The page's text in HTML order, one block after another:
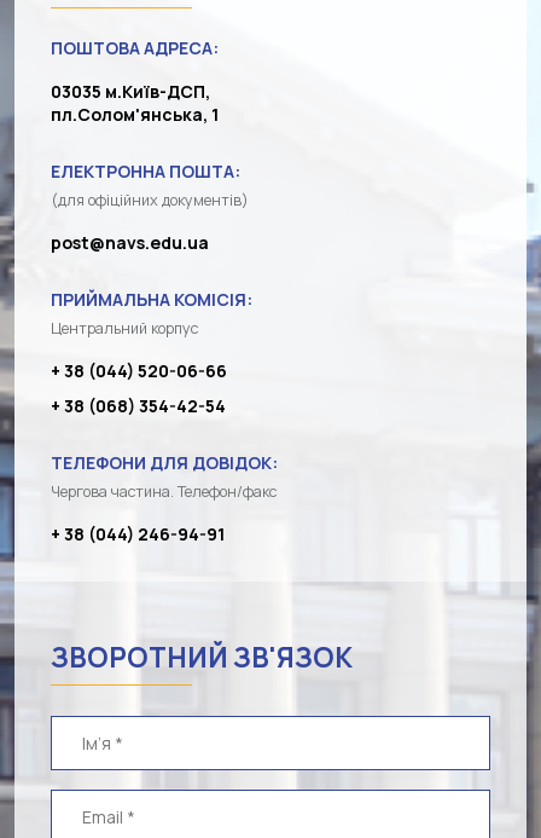
ПОШТОВА АДРЕСА:
03035 м.Київ-ДСП,
пл.Солом'янська, 1
ЕЛЕКТРОННА ПОШТА:
(для офіційних документів)
post@navs.edu.ua
ПРИЙМАЛЬНА КОМІСІЯ:
Центральний корпус
+ 38 (044) 520-06-66
+ 38 (068) 354-42-54
ТЕЛЕФОНИ ДЛЯ ДОВІДОК:
Чергова частина. Телефон/факс
+ 38 (044) 246-94-91
ЗВОРОТНИЙ ЗВ'ЯЗОК